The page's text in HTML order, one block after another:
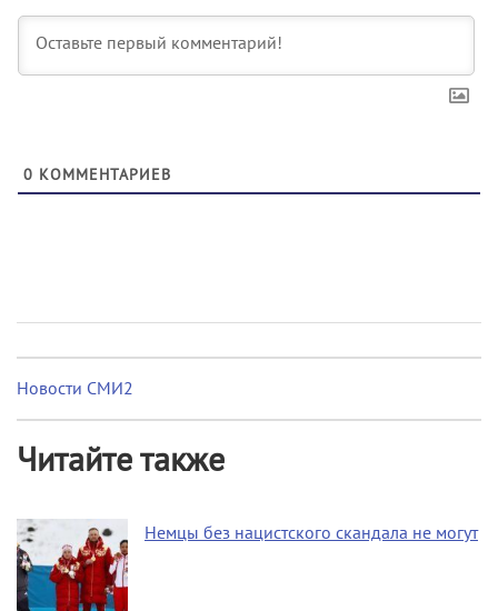
0 КОММЕНТАРИЕВ
Новости СМИ2
Читайте также
Немцы без нацистского скандала не могут